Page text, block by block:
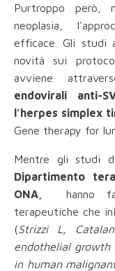
Purtroppo però,
neoplasia,
efficace. Gli studi
novità sui
avviene
endovirali anti-
l’herpes simplex
Gene therapy for
Mentre gli studi
Dipartimento
ONA,
hanno
terapeutiche che
( Strizzi L,
endothelial
in human